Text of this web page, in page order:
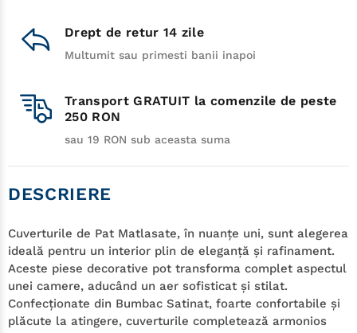
Drept de retur 14 zile
Multumit sau primesti banii inapoi
Transport GRATUIT la comenzile de peste
250 RON
sau 19 RON sub aceasta suma
DESCRIERE
Cuverturile de Pat Matlasate, în nuanţe uni, sunt alegerea
ideală pentru un interior plin de eleganţă şi rafinament.
Aceste piese decorative pot transforma complet aspectul
unei camere, aducând un aer sofisticat şi stilat.
Confecţionate din Bumbac Satinat, foarte confortabile şi
plăcute la atingere, cuverturile completează armonios